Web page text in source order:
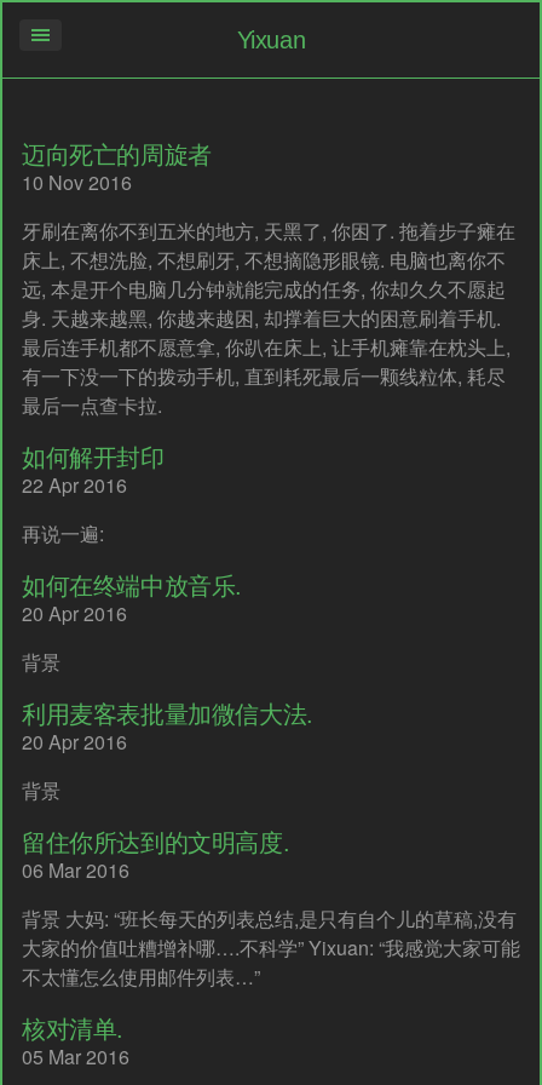
Yixuan
迈向死亡的周旋者
10 Nov 2016
牙刷在离你不到五米的地方, 天黑了, 你困了. 拖着步子瘫在
床上, 不想洗脸, 不想刷牙, 不想摘隐形眼镜. 电脑也离你不
远, 本是开个电脑几分钟就能完成的任务, 你却久久不愿起
身. 天越来越黑, 你越来越困, 却撑着巨大的困意刷着手机.
最后连手机都不愿意拿, 你趴在床上, 让手机瘫靠在枕头上,
有一下没一下的拨动手机, 直到耗死最后一颗线粒体, 耗尽
最后一点查卡拉.
如何解开封印
22 Apr 2016
再说一遍:
如何在终端中放音乐.
20 Apr 2016
背景
利用麦客表批量加微信大法.
20 Apr 2016
背景
留住你所达到的文明高度.
06 Mar 2016
背景 大妈: “班长每天的列表总结,是只有自个儿的草稿,没有
大家的价值吐糟增补哪….不科学” Yixuan: “我感觉大家可能
不太懂怎么使用邮件列表…”
核对清单.
05 Mar 2016